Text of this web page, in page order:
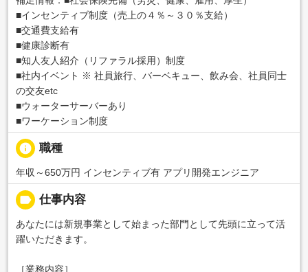
■インセンティブ制度（売上の４％～３０％支給）
■交通費支給有
■健康診断有
■知人友人紹介（リファラル採用）制度
■社内イベント ※ 社員旅行、バーベキュー、飲み会、社員同士
の交友etc
■ウォーターサーバーあり
■ワーケーション制度
info 職種
年収～650万円 インセンティブ有 アプリ開発エンジニア
label 仕事内容
あなたには新規事業として始まった部門として先頭に立って活
躍いただきます。
［業務内容］